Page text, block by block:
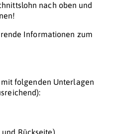
nach oben und
Informationen zum
folgenden Unterlagen
Rückseite)